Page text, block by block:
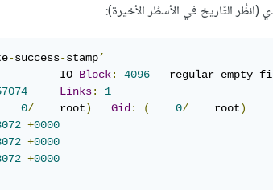
(انظُر التّاريخ في الأسطُر الأخيرة):
-success-stamp’
IO
Block: 4096
Links:
1
0/
    root
) Gid : ( 0/
    root
)
+0000
+0000
+0000